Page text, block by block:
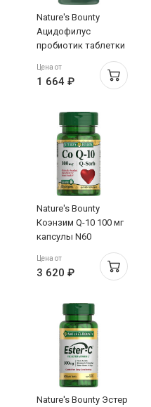
Nature's Bounty
Ацидофилус
пробиотик таблетки
Цена от
1 664 ₽
Nature's Bounty
Коэнзим Q-10 100 мг
капсулы N60
Цена от
3 620 ₽
Nature's Bounty Эстер